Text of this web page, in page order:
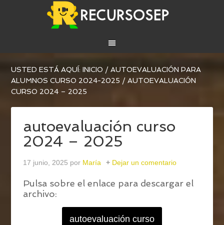
USTED ESTÁ AQUÍ:INICIO / AUTOEVALUACIÓN PARA
ALUMNOS CURSO 2024-2025 / AUTOEVALUACIÓN
CURSO 2024 – 2025
autoevaluación curso
2024 – 2025
17 junio, 2025 por María Dejar un comentario
Pulsa sobre el enlace para descargar el
archivo:
autoevaluación curso